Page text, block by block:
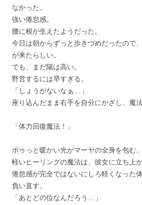
なかった。
強い倦怠感。
腰に根が生えたようだった。
今日は朝からずっと歩きづめだったので
が来たらしい。
でも、まだ陽は高い。
野営するには早すぎる。
「しょうがないなぁ…」
座り込んだまま右手を自分にかざし、魔法
「体力回復魔法！」
ポゥっと暖かい光がマーヤの全身を包む。
軽いヒーリングの魔法は、彼女に立ち上
倦怠感が完全ではないにしろ軽くなった
負い直す。
「あとどの位なんだろう…」